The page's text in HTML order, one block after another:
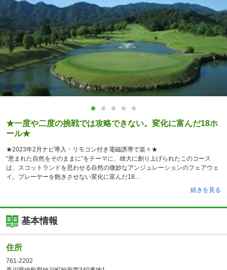
★一度や二度の挑戦では攻略できない。変化に富んだ18ホ
ール★
★2023年2月ナビ導入・リモコン付き電磁誘導で楽々★
“恵まれた自然をそのままに”をテーマに、雄大に創り上げられたこのコース
は、スコットランドを思わせる自然の微妙なアンジュレーションのフェアウェ
イ。プレーヤーを飽きさせない変化に富んだ18
続きを見る
基本情報
住所
761-2202